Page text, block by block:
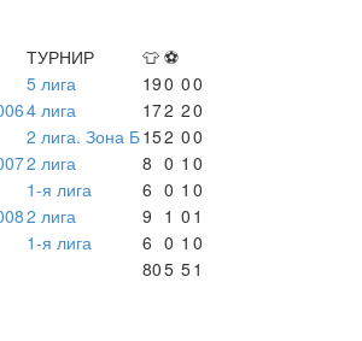
ТУРНИР 👕 ⚽
5 лига 190 00
4 лига 172 20
2 лига. Зона Б152 00
2 лига 8 0 1 0
1-я лига 6 0 1 0
2 лига 9 1 0 1
1-я лига 6 0 1 0
805 51